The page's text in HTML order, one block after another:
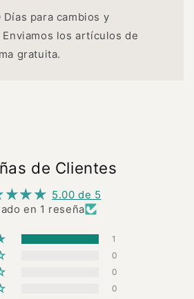
para cambios y
los artículos de
gratuita.
de Clientes
5.00 de 5
en 1 reseña
1
0
0
0